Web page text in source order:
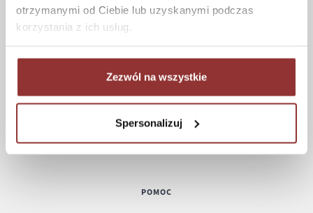
otrzymanymi od Ciebie lub uzyskanymi podczas
korzystania z ich usług.
Zezwól na wszystkie
Spersonalizuj
Koszt dostawy
Informacje techniczne
POMOC